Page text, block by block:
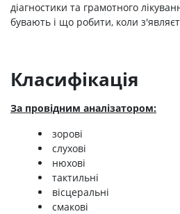
діагностики та грамотного
бувають і що робити, коли
Класифікація
За провідним аналізатором:
зорові
слухові
нюхові
тактильні
вісцеральні
смакові